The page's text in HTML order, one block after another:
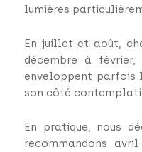
lumières
En juillet et août,
décembre à
enveloppent parfois
son côté
En pratique, nous
recommandons